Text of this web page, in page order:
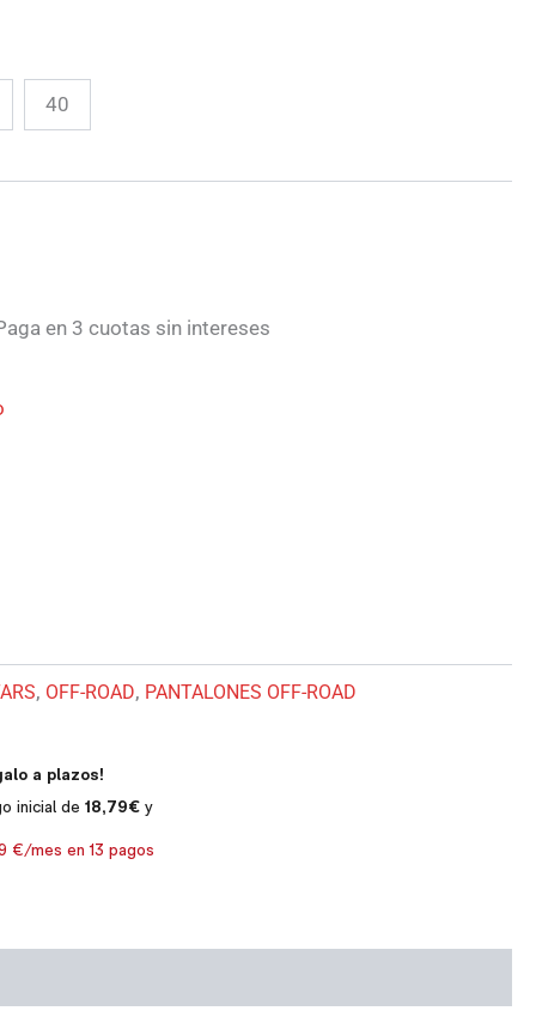
40
en 3 cuotas sin intereses
, OFF-ROAD, PANTALONES OFF-ROAD